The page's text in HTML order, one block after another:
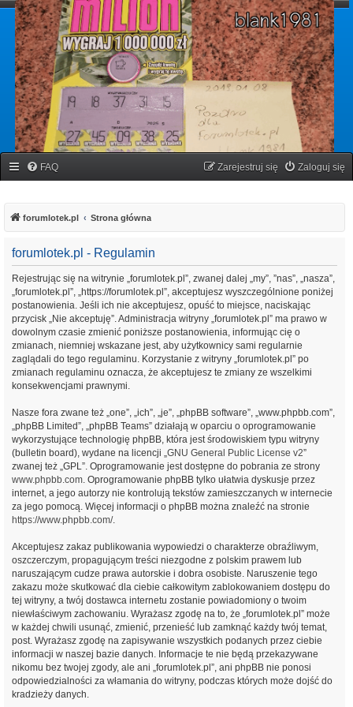
forumlotek.pl
Forum gier liczbowych
FAQ Zaloguj się
Zarejestruj się
forumlotek.pl Strona główna
forumlotek.pl - Regulamin
Rejestrując się na witrynie „forumlotek.pl”, zwanej dalej „my”, ”nas”, „nasza”,
„forumlotek.pl”, „https://forumlotek.pl”, akceptujesz wyszczególnione poniżej
postanowienia. Jeśli ich nie akceptujesz, opuść to miejsce, naciskając
przycisk „Nie akceptuję”. Administracja witryny „forumlotek.pl” ma prawo w
dowolnym czasie zmienić poniższe postanowienia, informując cię o
zmianach, niemniej wskazane jest, aby użytkownicy sami regularnie
zaglądali do tego regulaminu. Korzystanie z witryny „forumlotek.pl” po
zmianach regulaminu oznacza, że akceptujesz te zmiany ze wszelkimi
konsekwencjami prawnymi.
Nasze fora zwane też „one”, „ich”, „je”, „phpBB software”, „www.phpbb.com”,
„phpBB Limited”, „phpBB Teams” działają w oparciu o oprogramowanie
wykorzystujące technologię phpBB, która jest środowiskiem typu witryny
(bulletin board), wydane na licencji „GNU General Public License v2”
zwanej też „GPL”. Oprogramowanie jest dostępne do pobrania ze strony
www.phpbb.com. Oprogramowanie phpBB tylko ułatwia dyskusje przez
internet, a jego autorzy nie kontrolują tekstów zamieszczanych w internecie
za jego pomocą. Więcej informacji o phpBB można znaleźć na stronie
https://www.phpbb.com/.
Akceptujesz zakaz publikowania wypowiedzi o charakterze obraźliwym,
oszczerczym, propagującym treści niezgodne z polskim prawem lub
naruszającym cudze prawa autorskie i dobra osobiste. Naruszenie tego
zakazu może skutkować dla ciebie całkowitym zablokowaniem dostępu do
tej witryny, a twój dostawca internetu zostanie powiadomiony o twoim
niewłaściwym zachowaniu. Wyrażasz zgodę na to, że „forumlotek.pl” może
w każdej chwili usunąć, zmienić, przenieść lub zamknąć każdy twój temat,
post. Wyrażasz zgodę na zapisywanie wszystkich podanych przez ciebie
informacji w naszej bazie danych. Informacje te nie będą przekazywane
nikomu bez twojej zgody, ale ani „forumlotek.pl”, ani phpBB nie ponosi
odpowiedzialności za włamania do witryny, podczas których może dojść do
kradzieży danych.